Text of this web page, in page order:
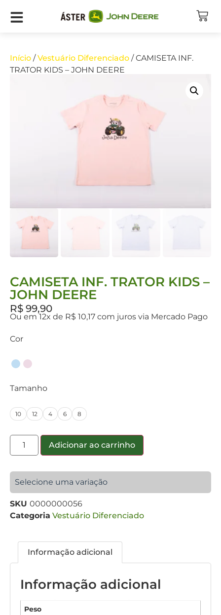
Início /Vestuário Diferenciado / CAMISETA INF.
TRATOR KIDS – JOHN DEERE
CAMISETA INF. TRATOR KIDS –
JOHN DEERE
R$ 99,90
Ou em 12x de R$ 10,17 com juros via Mercado Pago
Cor
Tamanho
10 12 4 6 8
Adicionar ao carrinho
Selecione uma variação
SKU 0000000056
Categoria Vestuário Diferenciado
Informação adicional
Informação adicional
Peso